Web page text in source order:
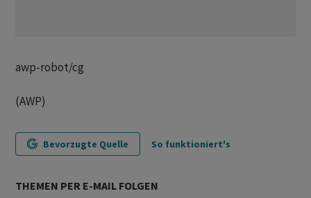
awp-robot/cg
(AWP)
Bevorzugte Quelle So funktioniert's
THEMEN PER E-MAIL FOLGEN